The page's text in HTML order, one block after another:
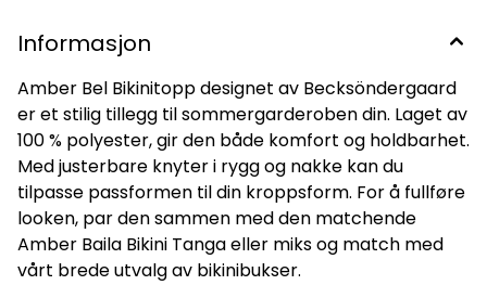
Informasjon
Amber Bel Bikinitopp designet av Becksöndergaard
er et stilig tillegg til sommergarderoben din. Laget av
100 % polyester, gir den både komfort og holdbarhet.
Med justerbare knyter i rygg og nakke kan du
tilpasse passformen til din kroppsform. For å fullføre
looken, par den sammen med den matchende
Amber Baila Bikini Tanga eller miks og match med
vårt brede utvalg av bikinibukser.